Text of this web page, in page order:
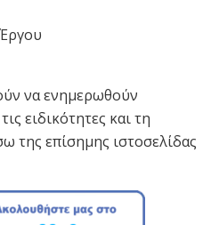
να ενημερωθούν
ειδικότητες και τη
της επίσημης ιστοσελίδας